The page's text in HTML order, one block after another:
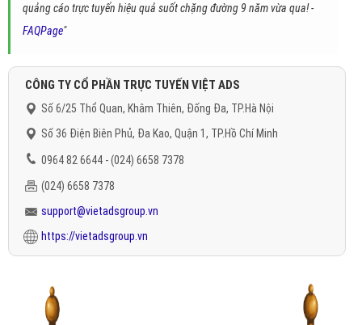
quảng cáo trực tuyến hiệu quả suốt chặng đường 9 năm vừa qua! -
FAQPage"
CÔNG TY CỔ PHẦN TRỰC TUYẾN VIỆT ADS
Số 6/25 Thổ Quan, Khâm Thiên, Đống Đa, TP.Hà Nội
Số 36 Điện Biên Phủ, Đa Kao, Quận 1, TP.Hồ Chí Minh
0964 82 6644 - (024) 6658 7378
(024) 6658 7378
support@vietadsgroup.vn
https://vietadsgroup.vn